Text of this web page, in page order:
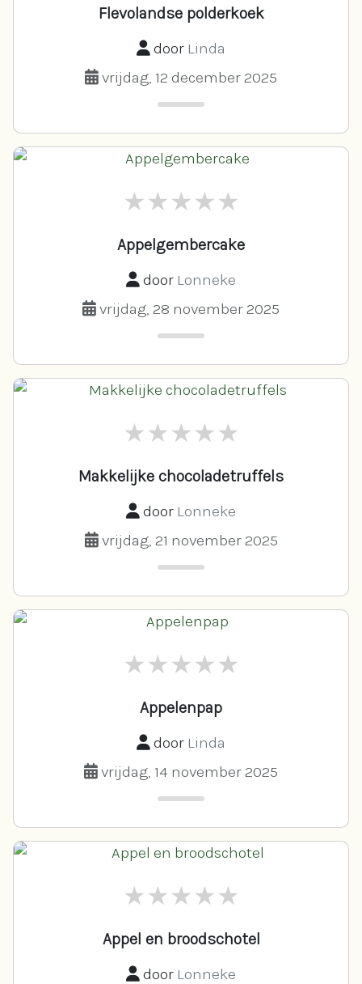
Flevolandse polderkoek
door Linda
vrijdag, 12 december 2025
Appelgembercake
door Lonneke
vrijdag, 28 november 2025
Makkelijke chocoladetruffels
door Lonneke
vrijdag, 21 november 2025
Appelenpap
door Linda
vrijdag, 14 november 2025
Appel en broodschotel
door Lonneke